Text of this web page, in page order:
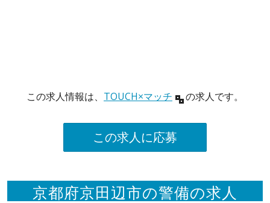
この求人情報は、 TOUCH×マッチ の求人です。
この求人に応募
京都府京田辺市の警備の求人